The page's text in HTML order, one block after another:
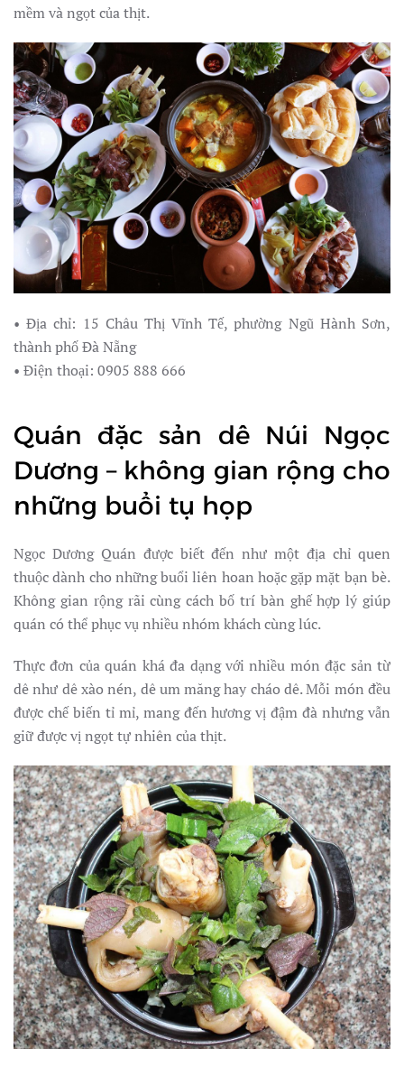
mềm và ngọt của thịt.
• Địa chỉ: 15 Châu Thị Vĩnh Tế, phường Ngũ Hành Sơn,
thành phố Đà Nẵng
• Điện thoại: 0905 888 666
Quán đặc sản dê Núi Ngọc
Dương – không gian rộng cho
những buổi tụ họp
Ngọc Dương Quán được biết đến như một địa chỉ quen
thuộc dành cho những buổi liên hoan hoặc gặp mặt bạn bè.
Không gian rộng rãi cùng cách bố trí bàn ghế hợp lý giúp
quán có thể phục vụ nhiều nhóm khách cùng lúc.
Thực đơn của quán khá đa dạng với nhiều món đặc sản từ
dê như dê xào nén, dê um măng hay cháo dê. Mỗi món đều
được chế biến tỉ mỉ, mang đến hương vị đậm đà nhưng vẫn
giữ được vị ngọt tự nhiên của thịt.